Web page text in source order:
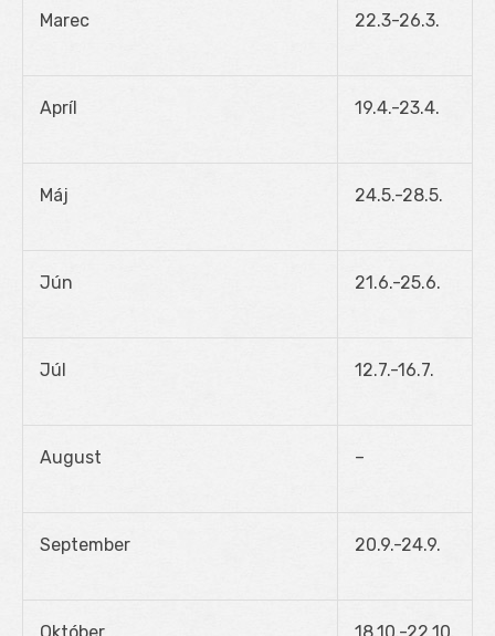
Marec 22.3-26.3.
Apríl 19.4.-23.4.
Máj 24.5.-28.5.
Jún 21.6.-25.6.
Júl 12.7.-16.7.
August –
September 20.9.-24.9.